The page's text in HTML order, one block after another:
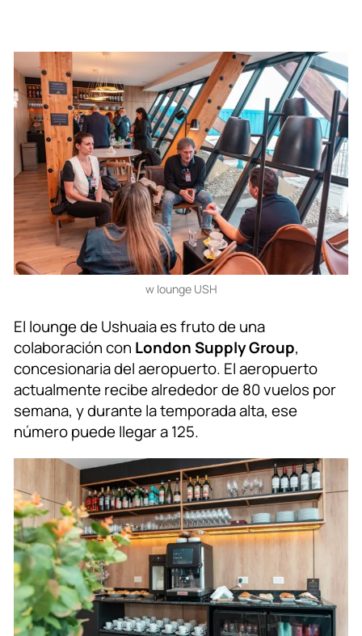
w lounge USH
El lounge de Ushuaia es fruto de una
colaboración con London Supply Group,
concesionaria del aeropuerto. El aeropuerto
actualmente recibe alrededor de 80 vuelos por
semana, y durante la temporada alta, ese
número puede llegar a 125.